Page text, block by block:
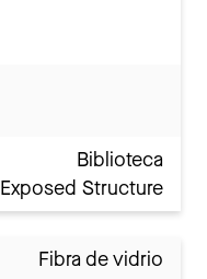
Biblioteca
Exposed Structure
Fibra de vidrio